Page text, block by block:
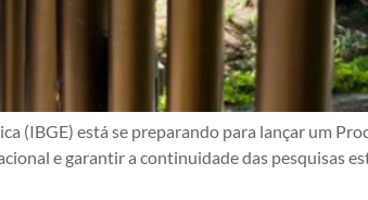
(IBGE) está se preparando para lançar um
e garantir a continuidade das pesquisas